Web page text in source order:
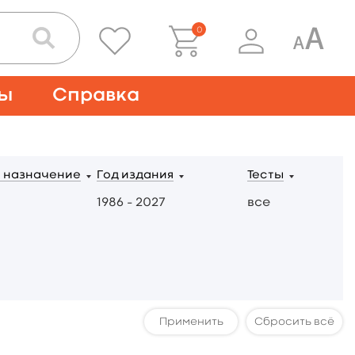
0
Справка
назначение Год издания
1986 – 2027
Тесты
все
Сбросить всё